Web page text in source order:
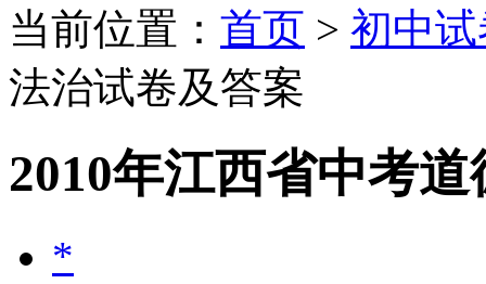
当前位置： 首页 > 初中
法治试卷及答案
2010年江西省中考
*